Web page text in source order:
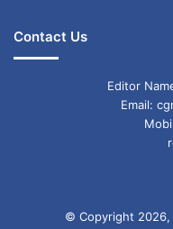
Contact Us
Editor
Email:
© Copyright 2026,